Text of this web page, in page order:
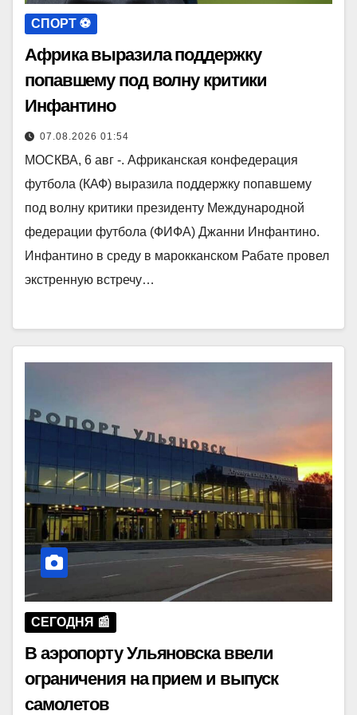
СПОРТ ⚽️
Африка выразила поддержку
попавшему под волну критики
Инфантино
07.08.2026 01:54
МОСКВА, 6 авг -. Африканская конфедерация
футбола (КАФ) выразила поддержку попавшему
под волну критики президенту Международной
федерации футбола (ФИФА) Джанни Инфантино.
Инфантино в среду в марокканском Рабате провел
экстренную встречу…
СЕГОДНЯ 📰
В аэропорту Ульяновска ввели
ограничения на прием и выпуск
самолетов